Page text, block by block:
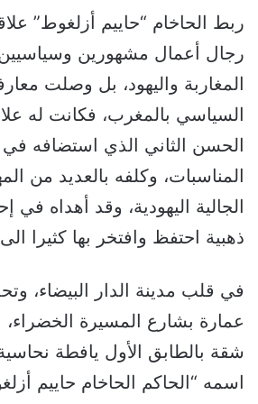
ربط الحاخام “حاييم أزلغوط”
رجال أعمال مشهورين وسياسيين
المغاربة واليهود، بل وصلت
السياسي بالمغرب، فكانت له
الحسن الثاني الذي استضافه في
المناسبات، وكلفه بالعديد من
الجالية اليهودية، وقد أهداه في
ذهبية احتفظ وافتخر بها كثيرا
في قلب مدينة الدار البيضاء،
عمارة بشارع المسيرة
شقة بالطابق الأول يافطة
اسمه “الحاكم الحاخام حاييم